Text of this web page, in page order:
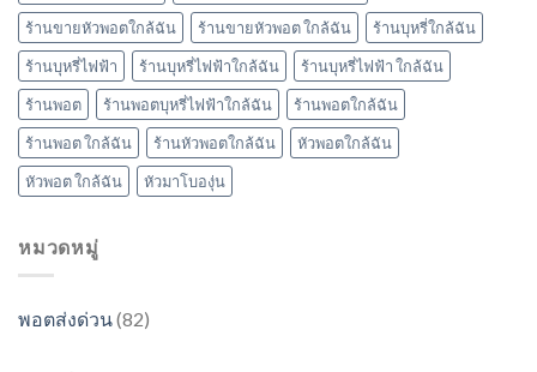
ร้านขายหัวพอตใกล้ฉัน
ร้านขายหัวพอต ใกล้ฉัน
ร้านบุหรี่ใกล้ฉัน
ร้านบุหรี่ไฟฟ้า
ร้านบุหรี่ไฟฟ้าใกล้ฉัน
ร้านบุหรี่ไฟฟ้า ใกล้ฉัน
ร้านพอต
ร้านพอตบุหรี่ไฟฟ้าใกล้ฉัน
ร้านพอตใกล้ฉัน
ร้านพอต ใกล้ฉัน
ร้านหัวพอตใกล้ฉัน
หัวพอตใกล้ฉัน
หัวพอต ใกล้ฉัน
หัวมาโบองุ่น
หมวดหมู่
พอตส่งด่วน(82)